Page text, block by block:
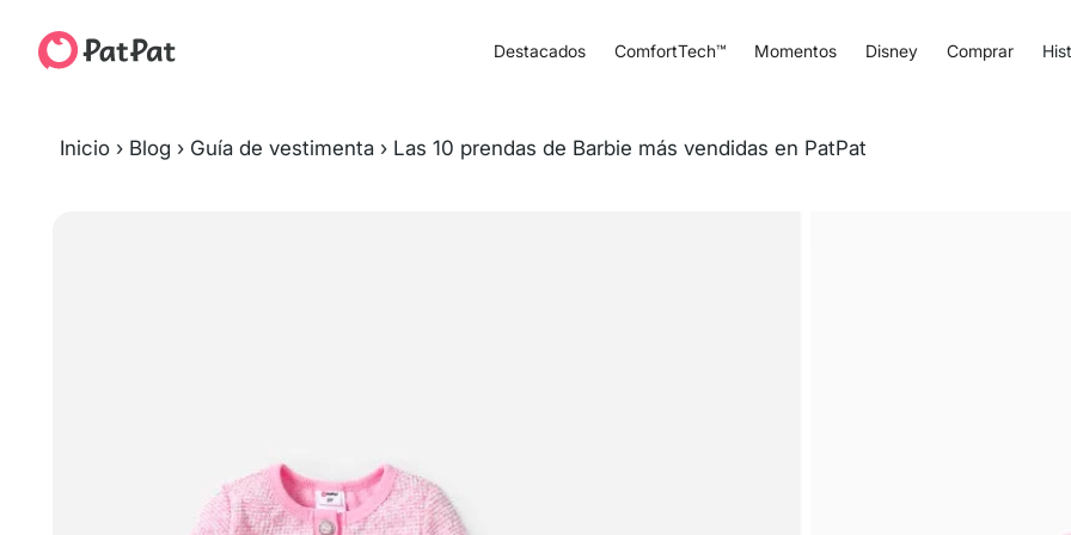
Destacados ComfortTech™ Momentos Disney Comprar
Inicio › Blog › Guía de vestimenta › Las 10 prendas de Barbie más vendidas en PatPat